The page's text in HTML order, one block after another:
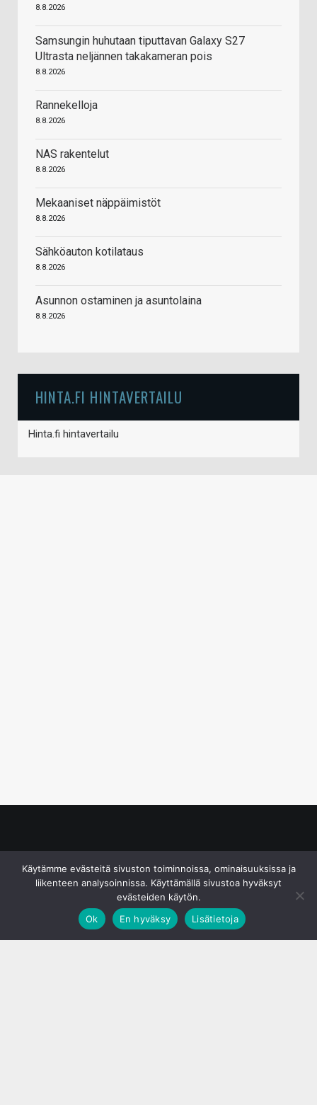
8.8.2026
Samsungin huhutaan tiputtavan Galaxy S27
Ultrasta neljännen takakameran pois
8.8.2026
Rannekelloja
8.8.2026
NAS rakentelut
8.8.2026
Mekaaniset näppäimistöt
8.8.2026
Sähköauton kotilataus
8.8.2026
Asunnon ostaminen ja asuntolaina
8.8.2026
HINTA.FI HINTAVERTAILU
Hinta.fi hintavertailu
Käytämme evästeitä sivuston toiminnoissa, ominaisuuksissa ja
liikenteen analysoinnissa. Käyttämällä sivustoa hyväksyt
evästeiden käytön.
Ok
En hyväksy Lisätietoja